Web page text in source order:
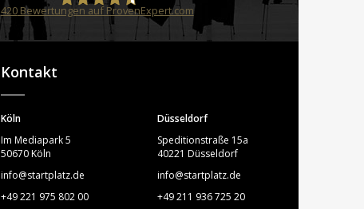
STARTPLATZ
420Bewertungen auf ProvenExpert.com
Kontakt
Köln
Im Mediapark 5
50670 Köln
info@startplatz.de
+49 221 975 802 00
Düsseldorf
Speditionstraße 15a
40221 Düsseldorf
info@startplatz.de
+49 211 936 725 20